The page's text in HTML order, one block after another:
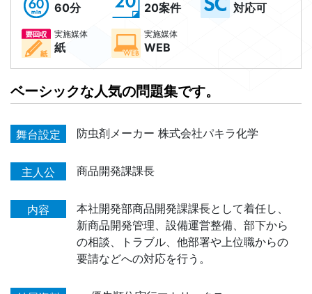
60分 20案件 対応可
実施媒体
紙
実施媒体
WEB
ベーシックな人気の問題集です。
舞台設定 防虫剤メーカー 株式会社パキラ化学
主人公 商品開発課課長
内容
本社開発部商品開発課課長として着任し、
新商品開発管理、設備運営整備、部下から
の相談、トラブル、他部署や上位職からの
要請などへの対応を行う。